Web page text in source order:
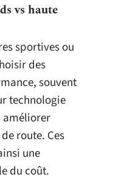
vs haute
sportives ou
des
souvent
technologie
améliorer
route. Ces
une
du coût.